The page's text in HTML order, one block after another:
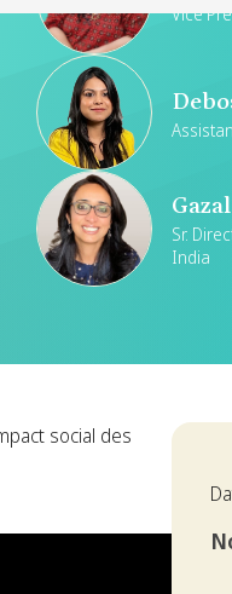
Vice
Sr.
India
social des